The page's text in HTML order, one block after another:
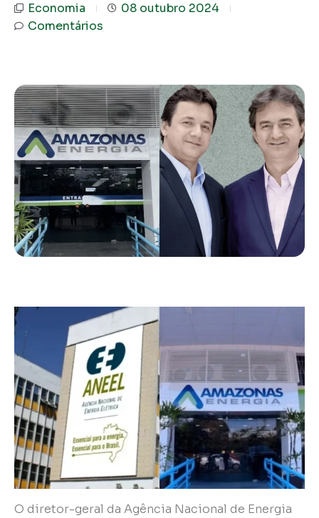
Economia
08 outubro 2024
Comentários
O diretor-geral da Agência Nacional de Energia